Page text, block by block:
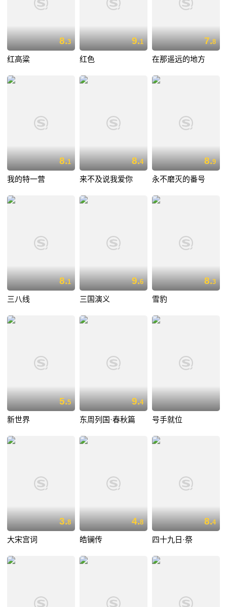
8.3
红高粱
9.1
红色
7.8
在那遥远的地方
8.1
我的特一营
8.4
来不及说我爱你
8.9
永不磨灭的番号
8.1
三八线
9.6
三国演义
8.3
雪豹
5.5
新世界
9.4
东周列国·春秋篇 号手就位
3.8
大宋宫词
4.8
皓镧传
8.4
四十九日·祭